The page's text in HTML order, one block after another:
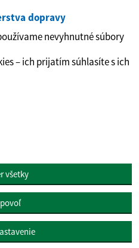
dopravy
nevyhnutné súbory
– ich prijatím súhlasíte s ich
všetky